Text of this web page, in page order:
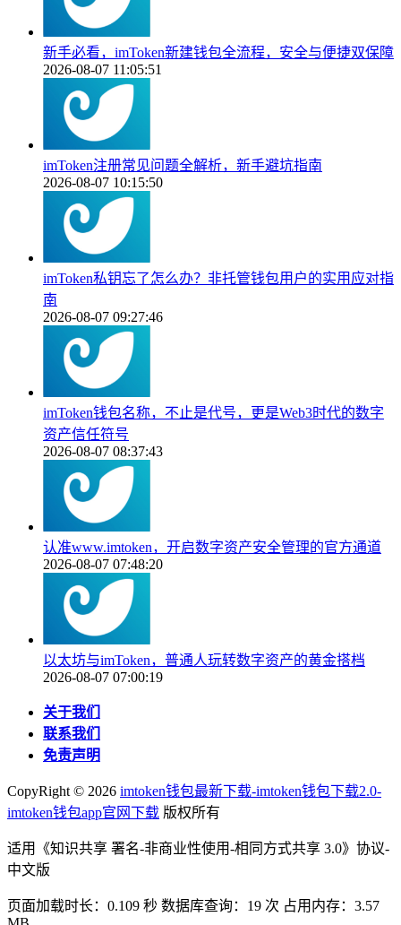
新手必看，imToken新建钱包全流程，安全与便捷双保障
2026-08-07 11:05:51
imToken注册常见问题全解析，新手避坑指南
2026-08-07 10:15:50
imToken私钥忘了怎么办？非托管钱包用户的实用应对指
南
2026-08-07 09:27:46
imToken钱包名称，不止是代号，更是Web3时代的数字
资产信任符号
2026-08-07 08:37:43
认准www.imtoken，开启数字资产安全管理的官方通道
2026-08-07 07:48:20
以太坊与imToken，普通人玩转数字资产的黄金搭档
2026-08-07 07:00:19
关于我们
联系我们
免责声明
CopyRight © 2026 imtoken钱包最新下载-imtoken钱包下载2.0-
imtoken钱包app官网下载 版权所有
适用《知识共享 署名-非商业性使用-相同方式共享 3.0》协议-
中文版
页面加载时长：0.109 秒 数据库查询：19 次 占用内存：3.57